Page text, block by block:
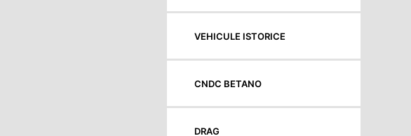
VEHICULE ISTORICE
CNDC BETANO
DRAG